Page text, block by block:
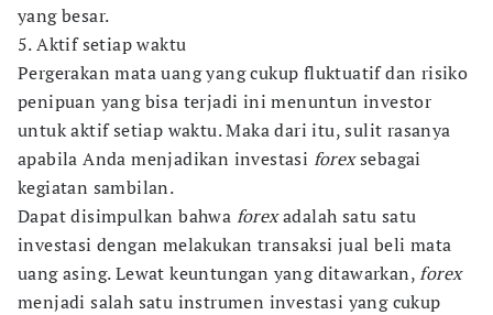
yang besar.
5. Aktif setiap waktu
Pergerakan mata uang yang cukup fluktuatif dan risiko
penipuan yang bisa terjadi ini menuntun investor
untuk aktif setiap waktu. Maka dari itu, sulit rasanya
apabila Anda menjadikan investasi forexsebagai
kegiatan sambilan.
Dapat disimpulkan bahwa forexadalah satu satu
investasi dengan melakukan transaksi jual beli mata
uang asing. Lewat keuntungan yang ditawarkan,forex
menjadi salah satu instrumen investasi yang cukup